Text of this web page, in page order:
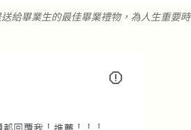
給畢業生的最佳畢業禮物，為人生重要時